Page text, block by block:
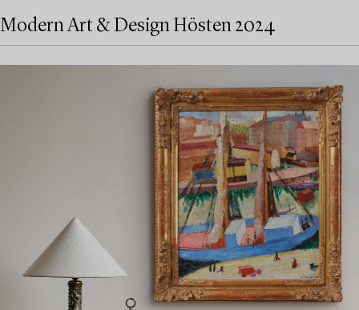
Modern Art & Design Hösten 2024